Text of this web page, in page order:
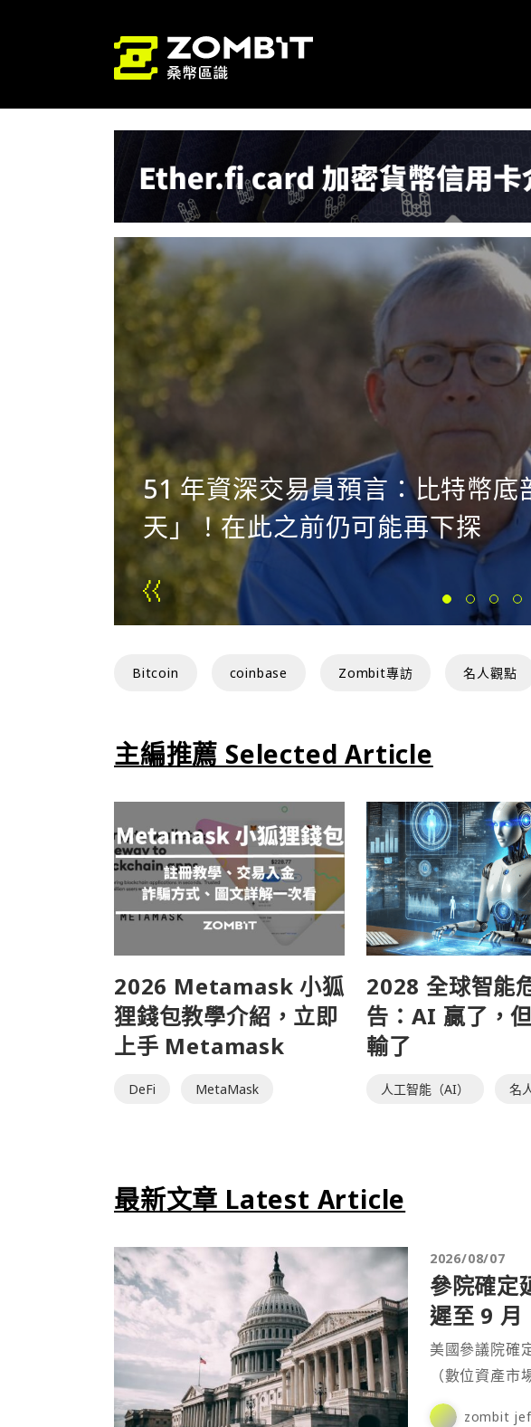
51 年資深交易員預言：比特幣底
天」！在此之前仍可能再下探
Bitcoin coinbase Zombit專訪 名人觀點
主編推薦 Selected Article
2026 Metamask 小狐
狸錢包教學介紹，立即
上手 Metamask
DeFi MetaMask
2028 全球智能
告：AI 贏了，
輸了
人工智能（AI） 名
最新文章 Latest Article
2026/08/07
參院確定
遲至 9 月
戰
美國參議院確
（數位資產
票，而是延至
zombit